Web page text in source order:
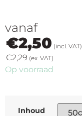
vanaf
€2,50 (incl. VAT)
€2,29 (ex. VAT)
Op voorraad
Inhoud